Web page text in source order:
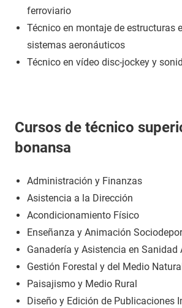
ferroviario
Técnico en montaje de estructuras
sistemas aeronáuticos
Técnico en vídeo disc-jockey y
Cursos de técnico
bonansa
Administración y Finanzas
Asistencia a la Dirección
Acondicionamiento Físico
Enseñanza y Animación
Ganadería y Asistencia en Sanidad
Gestión Forestal y del Medio
Paisajismo y Medio Rural
Diseño y Edición de Publicaciones